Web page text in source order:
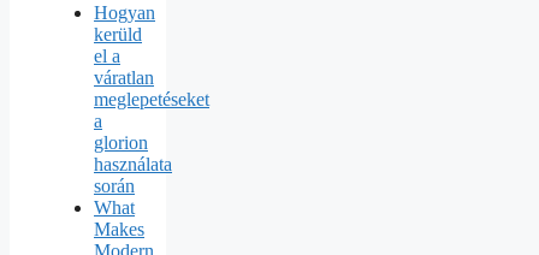
Hogyan
kerüld
el a
váratlan
meglepetéseket
a
glorion
használata
során
What
Makes